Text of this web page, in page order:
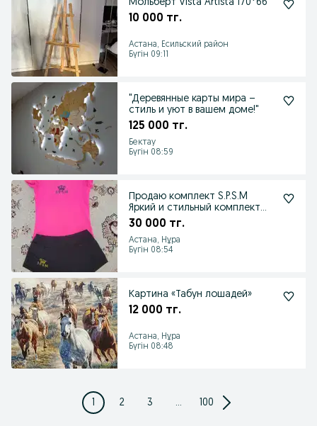
Мольберт Vista Artista 170*66
10 000 тг.
Астана, Есильский район
Бүгін 09:11
"Деревянные карты мира –
стиль и уют в вашем доме!"
125 000 тг.
Бектау
Бүгін 08:59
Продаю комплект S.P.S.M
Яркий и стильный комплект
для художеств
30 000 тг.
Астана, Нұра
Бүгін 08:54
Картина «Табун лошадей»
12 000 тг.
Астана, Нұра
Бүгін 08:48
1 2 3 ... 100